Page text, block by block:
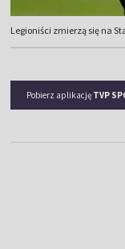
Legioniści zmierzą się na
Pobierz aplikację TVP